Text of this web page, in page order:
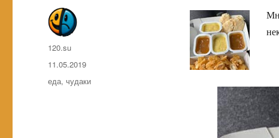
Автор
120.su
Опубликовано
11.05.2019
Метки
еда,чудаки